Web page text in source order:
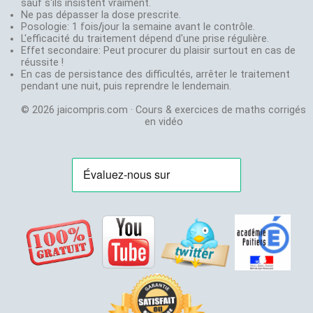
partager !
Mettez un lien
www.jaicompris.com
sur votre site, blog,
page facebook.
Abonnez-vous
gratuitement sur
Youtube pour être au
courant des nouvelles
N'hesitez
pas
à
envoyer
un
mail
à:
S, ES, STI et
STMG depuis
30 ans
Créateur de
jeux de
stratégie:
Chifoumi
Mathématiques
Professeur en
France de
magie en 2001:
Magie
Labolycée:
annales du
bac
Exovidéo
Cours et
exercice
sauf s'ils insistent vraiment.
Ne pas dépasser la dose prescrite.
Posologie: 1 fois/jour la semaine avant le contrôle.
L'efficacité du traitement dépend d'une prise régulière.
Effet secondaire: Peut procurer du plaisir surtout en cas de
réussite !
En cas de persistance des difficultés, arrêter le traitement
pendant une nuit, puis reprendre le lendemain.
© 2026 jaicompris.com · Cours & exercices de maths corrigés
en vidéo